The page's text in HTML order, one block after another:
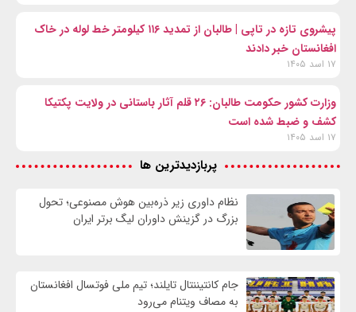
پیشروی تازه در تاپی | طالبان از تمدید ۱۱۶ کیلومتر خط لوله در خاک
افغانستان خبر دادند
۱۷ اسد ۱۴۰۵
وزارت کشور حکومت طالبان: ۲۶ قلم آثار باستانی در ولایت پکتیکا
کشف و ضبط شده است
۱۷ اسد ۱۴۰۵
پربازدیدترین ها
نظام داوری زیر ذره‌بین هوش مصنوعی؛ تحول
بزرگ در گزینش داوران لیگ برتر ایران
جام کانتیننتال تایلند؛ تیم ملی فوتسال افغانستان
به مصاف ویتنام می‌رود